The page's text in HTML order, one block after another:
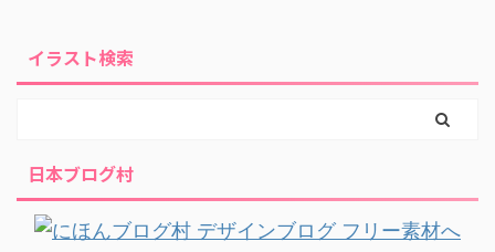
イラスト検索
日本ブログ村